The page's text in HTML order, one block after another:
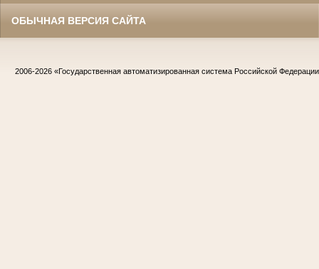
ОБЫЧНАЯ ВЕРСИЯ САЙТА
2006-2026 «Государственная автоматизированная система Российской